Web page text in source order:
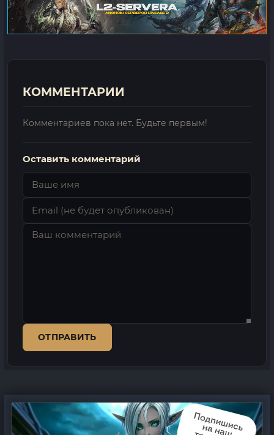
КОММЕНТАРИИ
Комментариев пока нет. Будьте первым!
Оставить комментарий
ОТПРАВИТЬ